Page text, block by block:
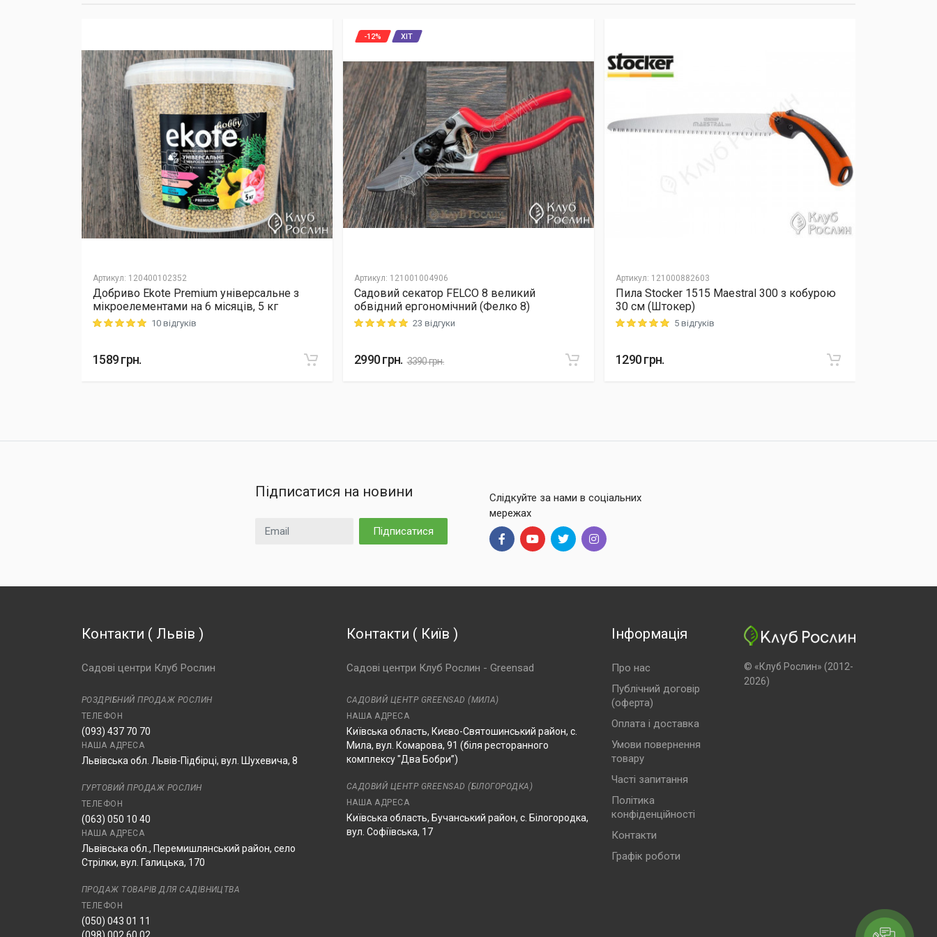
Артикул: 120400102352
Добриво Еkote Premium універсальне з
мікроелементами на 6 місяців, 5 кг
Rating: 5 out of 510 відгуків
1589грн.
Артикул: 121001004906
-12% ХІТ
Садовий секатор FELCO 8 великий
обвідний ергономічний (Фелко 8)
Rating: 5 out of 523 відгуки
2990грн. 3390грн.
Артикул: 121000882603
Пила Stocker 1515 Maestral 300 з кобурою
30 см (Штокер)
Rating: 5 out of 55 відгуків
1290грн.
Підписатися на новини
Email Підписатися
Слідкуйте за нами в соціальних
мережах
Контакти ( Львів )
Садові центри Клуб Рослин
РОЗДРІБНИЙ ПРОДАЖ РОСЛИН
ТЕЛЕФОН
(093) 437 70 70
НАША АДРЕСА
Львівська обл. Львів-Підбірці, вул. Шухевича, 8
ГУРТОВИЙ ПРОДАЖ РОСЛИН
ТЕЛЕФОН
(063) 050 10 40
НАША АДРЕСА
Львівська обл., Перемишлянський район, село
Стрілки, вул. Галицька, 170
ПРОДАЖ ТОВАРІВ ДЛЯ САДІВНИЦТВА
ТЕЛЕФОН
(050) 043 01 11
Контакти ( Київ )
Садові центри Клуб Рослин - Greensad
САДОВИЙ ЦЕНТР GREENSAD (МИЛА)
НАША АДРЕСА
Київська область, Києво-Святошинський район, с.
Мила, вул. Комарова, 91 (біля ресторанного
комплексу "Два Бобри”)
САДОВИЙ ЦЕНТР GREENSAD (БІЛОГОРОДКА)
НАША АДРЕСА
Київська область, Бучанський район, с. Білогородка,
вул. Софіївська, 17
Інформація
Про нас
Публічний договір
(оферта)
Оплата і доставка
Умови повернення
товару
Часті запитання
Політика
конфіденційності
Контакти
Графік роботи
© «Клуб Рослин» (2012-
2026)